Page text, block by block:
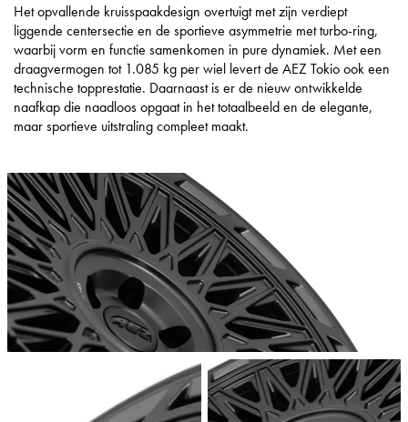
Het opvallende kruisspaakdesign overtuigt met zijn verdiept
liggende centersectie en de sportieve asymmetrie met turbo-ring,
waarbij vorm en functie samenkomen in pure dynamiek. Met een
draagvermogen tot 1.085 kg per wiel levert de AEZ Tokio ook een
technische topprestatie. Daarnaast is er de nieuw ontwikkelde
naafkap die naadloos opgaat in het totaalbeeld en de elegante,
maar sportieve uitstraling compleet maakt.